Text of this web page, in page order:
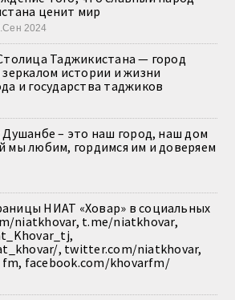
ценит мир
2024
Таджикистана — город
истории и жизни
и государства таджиков
– это наш город, наш дом
мы любим, гордимся им и доверяем
НИАТ «Ховар» в социальных
niatkhovar, t.me/niatkhovar,
, twitter.com/niatkhovar,
fm, facebook.com/khovarfm/